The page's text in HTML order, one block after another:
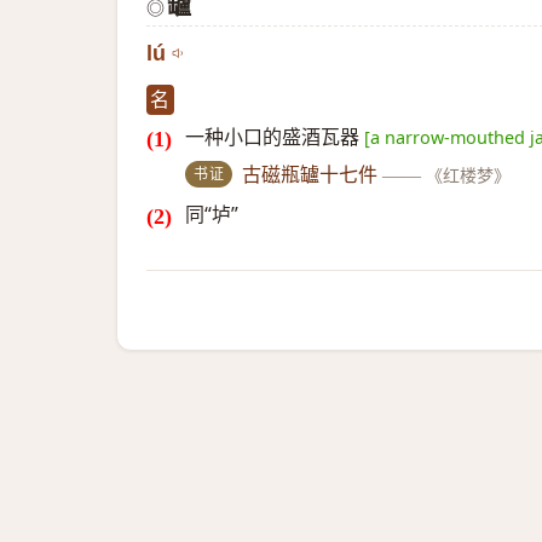
◎罏
lú
名
一种小口的盛酒瓦器 [a narrow-mouthed
书证 古磁瓶罏十七件 —— 《红楼梦》
同“垆”